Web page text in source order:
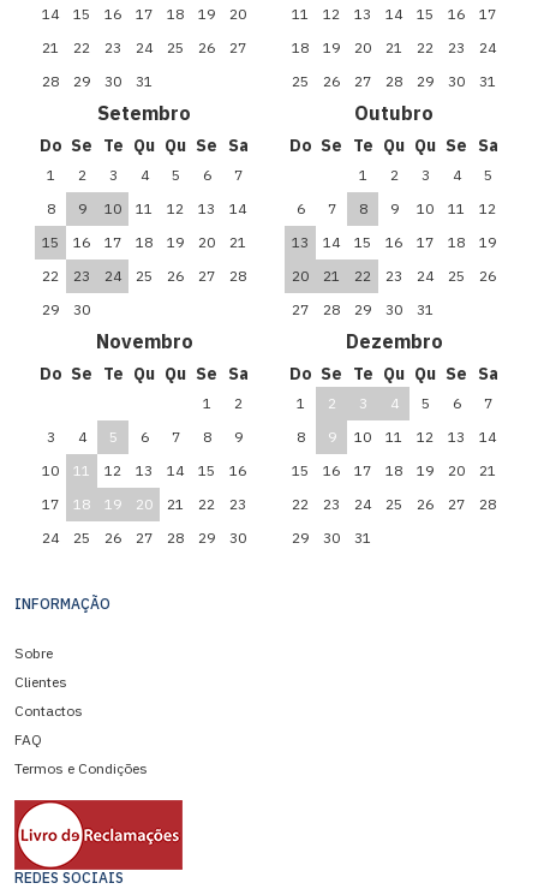
14
15 16 17 18 19
20
21
22 23 24 25 26
27
28
29 30 31
11
12 13 14 15 16
17
18
19 20 21 22 23
24
25
26 27 28 29 30 31
Setembro
Do Se Te Qu Qu Se Sa
1 2 3 4 5 6
7
8
9 10 11 12 13
14
15
16 17 18 19 20
21
22
23 24 25 26 27
28
29
30
Outubro
Do Se Te Qu Qu Se Sa
1 2 3 4
5
6
7 8 9 10 11
12
13
14 15 16 17 18
19
20
21 22 23 24 25
26
27
28 29 30 31
Novembro
Do Se Te Qu Qu Se Sa
1
2
3
4 5 6 7 8
9
10
11 12 13 14 15
16
17
18 19 20 21 22
23
24
25 26 27 28 29 30
Dezembro
Do Se Te Qu Qu Se Sa
1 2 3 4 5 6
7
8
9 10 11 12 13
14
15
16 17 18 19 20
21
22
23 24 25 26 27
28
29
30 31
INFORMAÇÃO
Sobre
Clientes
Contactos
FAQ
Termos e Condições
REDES SOCIAIS